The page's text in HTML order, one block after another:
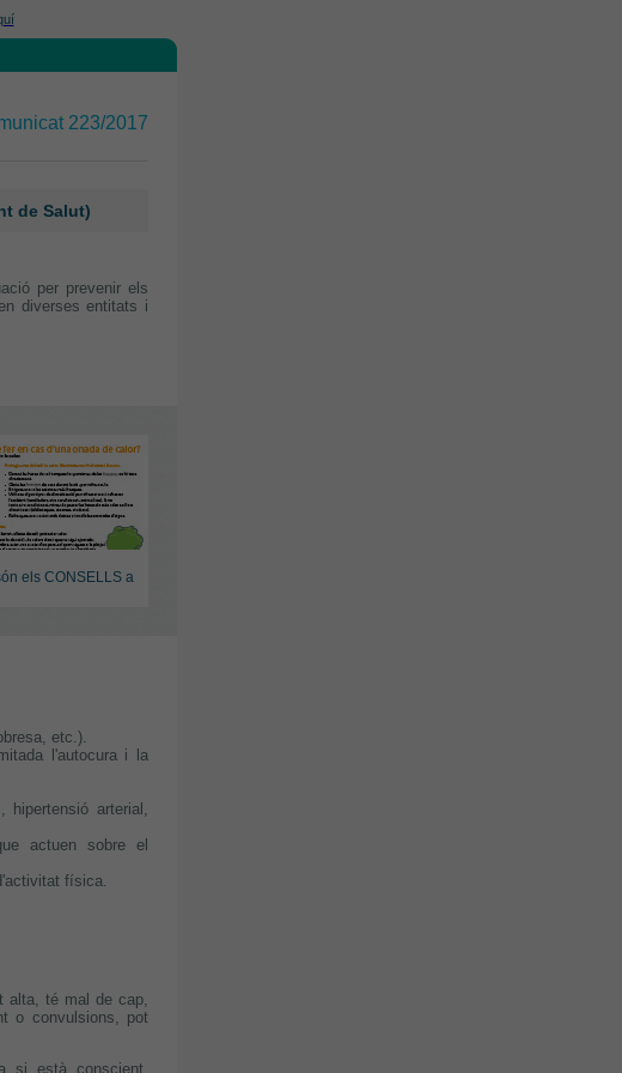
223/2017
de Salut)
per prevenir els
diverses entitats i
els CONSELLS a
etc.).
l'autocura i la
hipertensió arterial,
actuen sobre el
física.
alta, té mal de cap,
o convulsions, pot
si està conscient,